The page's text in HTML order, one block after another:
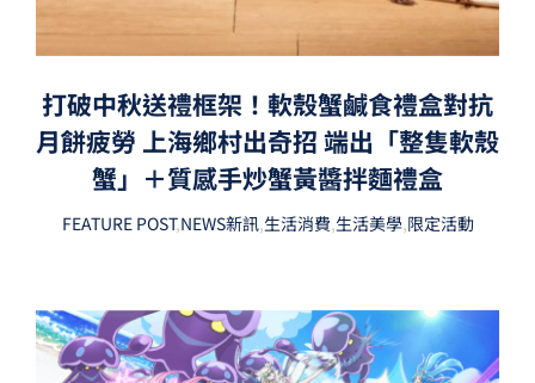
打破中秋送禮框架！軟殼蟹鹹食禮盒對抗
月餅疲勞 上海鄉村出奇招 端出「整隻軟殼
蟹」＋質感手炒蟹黃醬拌麵禮盒
FEATURE POST,NEWS新訊,生活消費,生活美學,限定活動